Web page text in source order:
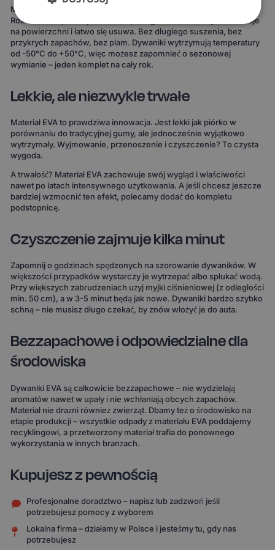
Materiał EVA to gwarancja, że żaden płyn nie wsiąknie w dywanik.
Rozlana kawa, błoto po deszczu, śnieg z butów – wszystko zostaje
na powierzchni i łatwo się usuwa. Bez długiego suszenia, bez
przykrych zapachów, bez plam. Dywaniki wytrzymują temperatury
od -50°C do +50°C, więc możesz zapomnieć o sezonowej
wymianie – jeden komplet na cały rok.
Lekkie, ale niezwykle trwałe
Materiał EVA to prawdziwa innowacja. Jest lekki jak piórko w
porównaniu do tradycyjnej gumy, ale jednocześnie wyjątkowo
wytrzymały. Wyjmowanie, przenoszenie i czyszczenie? To czysta
wygoda.
A trwałość? Materiał EVA zachowuje swój wygląd i właściwości
nawet po latach intensywnego użytkowania. A jeśli chcesz jeszcze
bardziej wzmocnić ten efekt, polecamy dodać do kompletu
podstopnicę.
Czyszczenie zajmuje kilka minut
Zapomnij o godzinach spędzonych na szorowanie dywaników. W
większości przypadków wystarczy je wytrzepać albo spłukać wodą.
Przy większych zabrudzeniach użyj myjki ciśnieniowej (z odległości
min. 50 cm), a w 3-5 minut będą jak nowe. Dywaniki bardzo szybko
schną – nie musisz długo czekać, by znów włożyć je do auta.
Bezzapachowe i odpowiedzialne dla
środowiska
Dywaniki EVA są całkowicie bezzapachowe – nie wydzielają
aromatów nawet w upały i nie wchłaniają obcych zapachów.
Materiał nie drażni również zwierząt. Dbamy też o środowisko na
etapie produkcji – wszystkie odpady z materiału EVA poddajemy
recyklingowi, a przetworzony materiał trafia do ponownego
wykorzystania w innych branżach.
Kupujesz z pewnością
Profesjonalne doradztwo – napisz lub zadzwoń jeśli
potrzebujesz pomocy z wyborem
Lokalna firma – działamy w Polsce i jesteśmy tu, gdy nas
potrzebujesz